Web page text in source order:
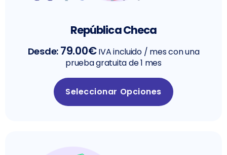
República Checa
Desde: 79.00€ IVA incluido / mes con una
prueba gratuita de 1 mes
Seleccionar Opciones